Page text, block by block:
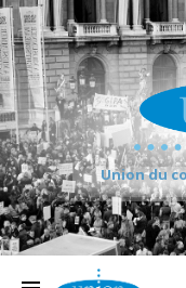
Union du